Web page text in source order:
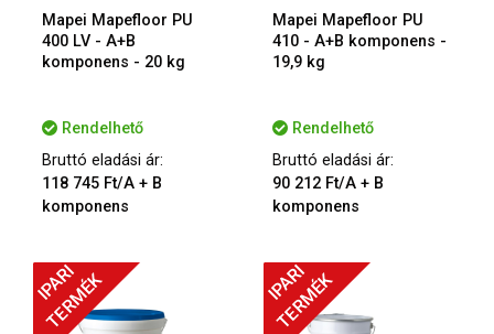
Mapei Mapefloor PU
400 LV - A+B
komponens - 20 kg
Rendelhető
Bruttó eladási ár:
118 745 Ft/A + B
komponens
Mapei Mapefloor PU
410 - A+B komponens -
19,9 kg
Rendelhető
Bruttó eladási ár:
90 212 Ft/A + B
komponens
IPARI
TERMÉK IPARI
TERMÉK